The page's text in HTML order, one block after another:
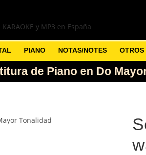
PIANO NOTAS/NOTES OTROS
de Piano en Do